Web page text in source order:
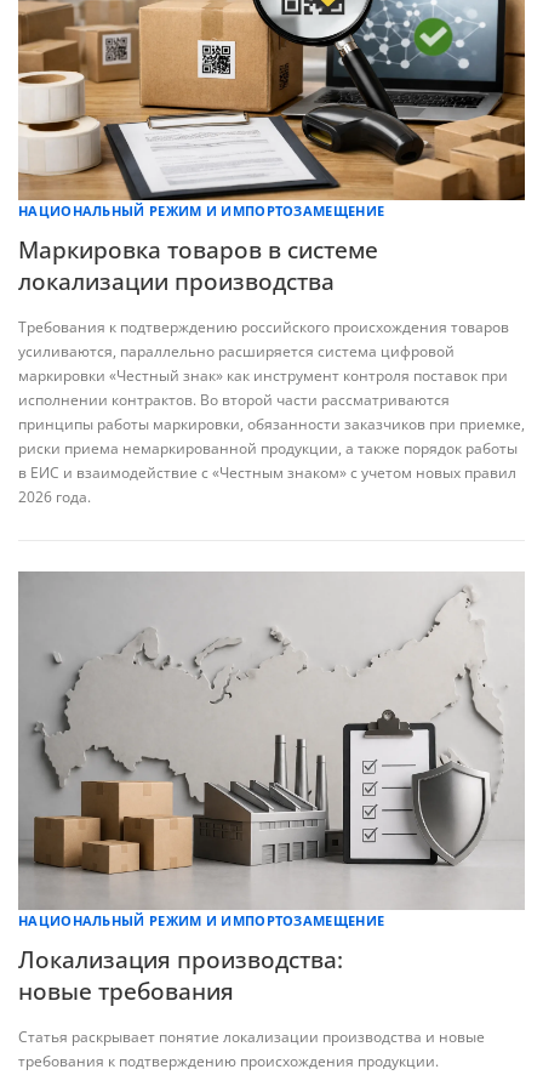
НАЦИОНАЛЬНЫЙ РЕЖИМ И ИМПОРТОЗАМЕЩЕНИЕ
Маркировка товаров в системе
локализации производства
Требования к подтверждению российского происхождения товаров
усиливаются, параллельно расширяется система цифровой
маркировки «Честный знак» как инструмент контроля поставок при
исполнении контрактов. Во второй части рассматриваются
принципы работы маркировки, обязанности заказчиков при приемке,
риски приема немаркированной продукции, а также порядок работы
в ЕИС и взаимодействие с «Честным знаком» с учетом новых правил
2026 года.
НАЦИОНАЛЬНЫЙ РЕЖИМ И ИМПОРТОЗАМЕЩЕНИЕ
Локализация производства:
новые требования
Статья раскрывает понятие локализации производства и новые
требования к подтверждению происхождения продукции.